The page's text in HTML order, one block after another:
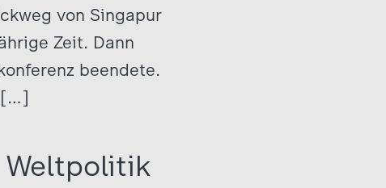
von Singapur
Zeit. Dann
beendete.
[…]
Weltpolitik